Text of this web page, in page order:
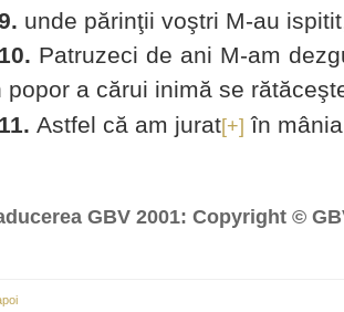
unde părinţii voştri M-au
10. Patruzeci de ani M-am
popor a cărui inimă se
11. Astfel că am jurat[+] în
GBV 2001: Copyright ©